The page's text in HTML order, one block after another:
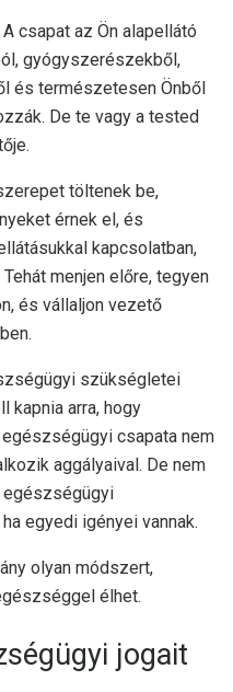
csapat az Ön alapellátó
gyógyszerészekből,
és természetesen Önből
De te vagy a tested
töltenek be,
érnek el, és
kapcsolatban,
Tehát menjen előre, tegyen
és vállaljon vezető
szükségletei
kapnia arra, hogy
csapata nem
aggályaival. De nem
egészségügyi
egyedi igényei vannak.
olyan módszert,
élhet.
jogait